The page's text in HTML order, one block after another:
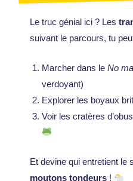
Le truc génial ici ? Les
suivant le parcours, tu
Marcher dans le No
verdoyant)
Explorer les boyaux
Voir les cratères
Et devine qui entretient le
moutons tondeurs !